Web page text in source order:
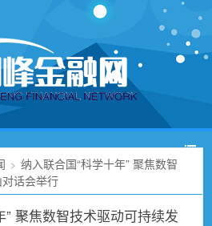
> 纳入联合国“科学十年” 聚焦数智
话会举行
” 聚焦数智技术驱动可持续发